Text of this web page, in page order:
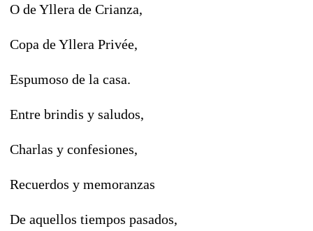
O de Yllera de Crianza,
Copa de Yllera Privée,
Espumoso de la casa.
Entre brindis y saludos,
Charlas y confesiones,
Recuerdos y memoranzas
De aquellos tiempos pasados,